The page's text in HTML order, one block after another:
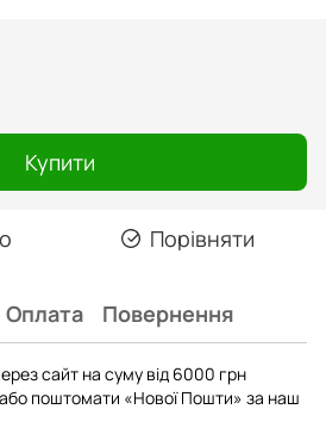
Купити
Порівняти
Оплата Повернення
сайт на суму від 6000 грн
або поштомати «Нової Пошти» за наш